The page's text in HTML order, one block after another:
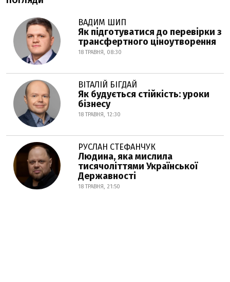
ВАДИМ ШИП
Як підготуватися до перевірки з
трансфертного ціноутворення
18 ТРАВНЯ, 08:30
ВІТАЛІЙ БІГДАЙ
Як будується стійкість: уроки
бізнесу
18 ТРАВНЯ, 12:30
РУСЛАН СТЕФАНЧУК
Людина, яка мислила
тисячоліттями Української
Державності
18 ТРАВНЯ, 21:50